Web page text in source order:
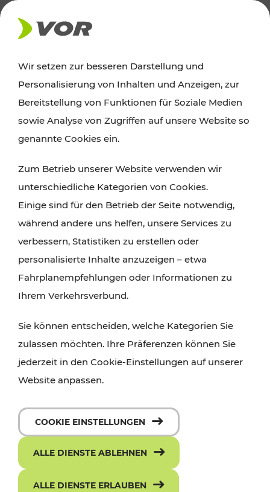
AKTUELLES
Ausflugstipps
Wien, Niederösterreich und das Burgenland
Wanderungen, Kultur und Gastronomie,
Radtouren oder purer Naturgenuss – viele
Attraktionen sind mit den Ticket- und Fahrplan-
Angeboten des VOR gut und schnell erreichbar.
Wir setzen zur besseren Darstellung und
Personalisierung von Inhalten und Anzeigen, zur
Bereitstellung von Funktionen für Soziale Medien
sowie Analyse von Zugriffen auf unsere Website so
genannte Cookies ein.
Zum Betrieb unserer Website verwenden wir
unterschiedliche Kategorien von Cookies.
Einige sind für den Betrieb der Seite notwendig,
während andere uns helfen, unsere Services zu
verbessern, Statistiken zu erstellen oder
personalisierte Inhalte anzuzeigen – etwa
Fahrplanempfehlungen oder Informationen zu
Ihrem Verkehrsverbund.
Sie können entscheiden, welche Kategorien Sie
zulassen möchten. Ihre Präferenzen können Sie
jederzeit in den Cookie-Einstellungen auf unserer
Website anpassen.
COOKIE EINSTELLUNGEN
ALLE DIENSTE ABLEHNEN
ALLE DIENSTE ERLAUBEN